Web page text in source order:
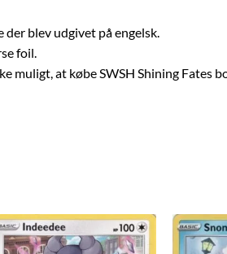
der blev udgivet på engelsk.
foil.
muligt, at købe SWSH Shining Fates